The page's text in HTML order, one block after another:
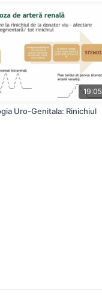
19:05
Uro-Genitala: Rinichiul